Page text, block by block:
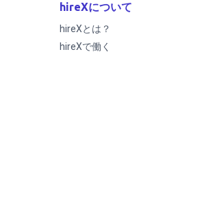
hireXについて
hireXとは？
hireXで働く